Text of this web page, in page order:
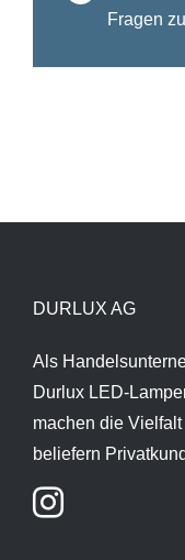
Fragen
DURLUX AG
Als
Durlux LED-
machen die
beliefern